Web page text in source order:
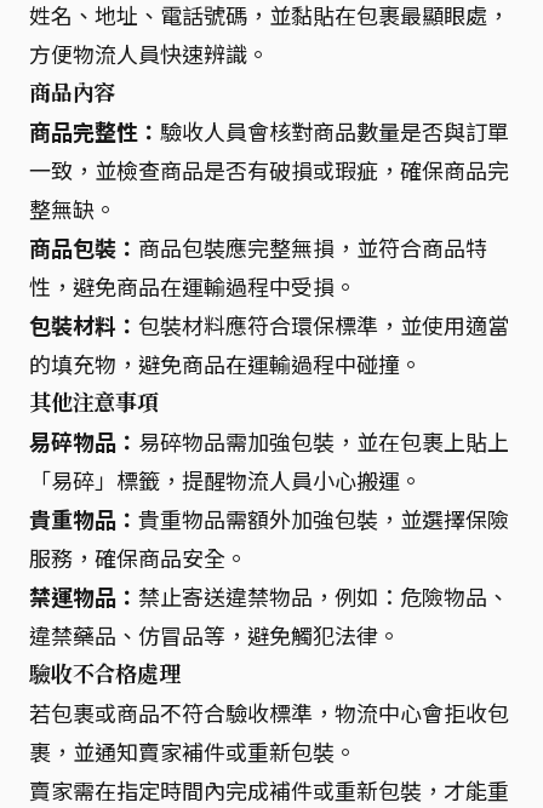
姓名、地址、電話號碼，並黏貼在包裹最顯眼處，
方便物流人員快速辨識。
商品內容
商品完整性： 驗收人員會核對商品數量是否與訂單
一致，並檢查商品是否有破損或瑕疵，確保商品完
整無缺。
商品包裝： 商品包裝應完整無損，並符合商品特
性，避免商品在運輸過程中受損。
包裝材料： 包裝材料應符合環保標準，並使用適當
的填充物，避免商品在運輸過程中碰撞。
其他注意事項
易碎物品： 易碎物品需加強包裝，並在包裹上貼上
「易碎」標籤，提醒物流人員小心搬運。
貴重物品： 貴重物品需額外加強包裝，並選擇保險
服務，確保商品安全。
禁運物品： 禁止寄送違禁物品，例如：危險物品、
違禁藥品、仿冒品等，避免觸犯法律。
驗收不合格處理
若包裹或商品不符合驗收標準，物流中心會拒收包
裹，並通知賣家補件或重新包裝。
賣家需在指定時間內完成補件或重新包裝，才能重